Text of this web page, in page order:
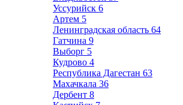
Уссурийск 6
Артем 5
Ленинградская область 64
Гатчина 9
Выборг 5
Кудрово 4
Республика Дагестан 63
Махачкала 36
Дербент 8